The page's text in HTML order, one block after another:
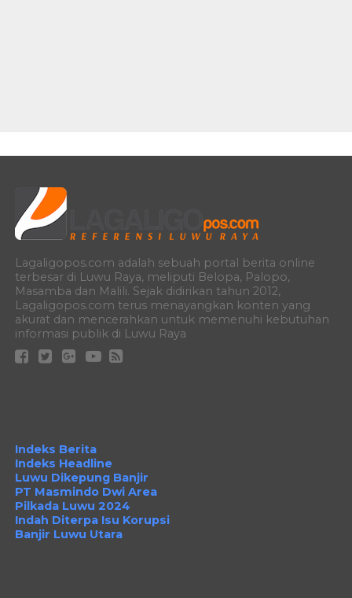
Lagaligopos.com adalah sebuah portal berita online
terbesar di Luwu Raya, meliputi Belopa, Palopo,
Masamba dan Malili. Sejak didirikan tahun 2012,
Lagaligopos.com terus menayangkan konten yang
akurat dan mencerahkan untuk memenuhi kebutuhan
informasi publik di Luwu Raya
Indeks Berita
Indeks Headline
Luwu Dikepung Banjir
PT Masmindo Dwi Area
Pilkada Luwu 2024
Indah Diterpa Isu Korupsi
Banjir Luwu Utara